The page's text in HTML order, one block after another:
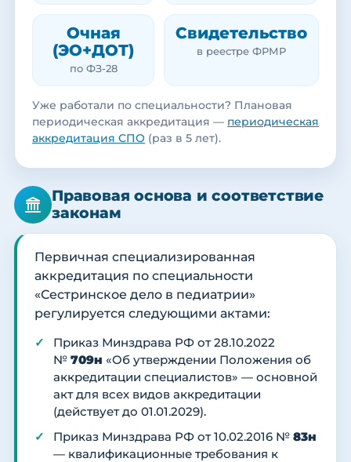
Очная
(ЭО+ДОТ)
по ФЗ-28
Свидетельство
в реестре ФРМР
Уже работали по специальности? Плановая
периодическая аккредитация — периодическая
аккредитация СПО (раз в 5 лет).
Правовая основа и соответствие
законам
Первичная специализированная
аккредитация по специальности
«Сестринское дело в педиатрии»
регулируется следующими актами:
Приказ Минздрава РФ от 28.10.2022
№ 709н «Об утверждении Положения об
аккредитации специалистов» — основной
акт для всех видов аккредитации
(действует до 01.01.2029).
Приказ Минздрава РФ от 10.02.2016 № 83н
— квалификационные требования к